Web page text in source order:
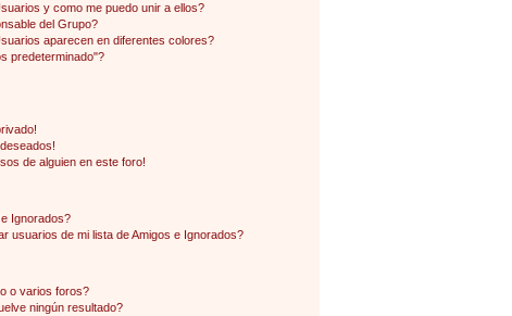
y como me puedo unir a ellos?
del Grupo?
aparecen en diferentes colores?
predeterminado"?
de alguien en este foro!
Ignorados?
usuarios de mi lista de Amigos e Ignorados?
o varios foros?
ningún resultado?